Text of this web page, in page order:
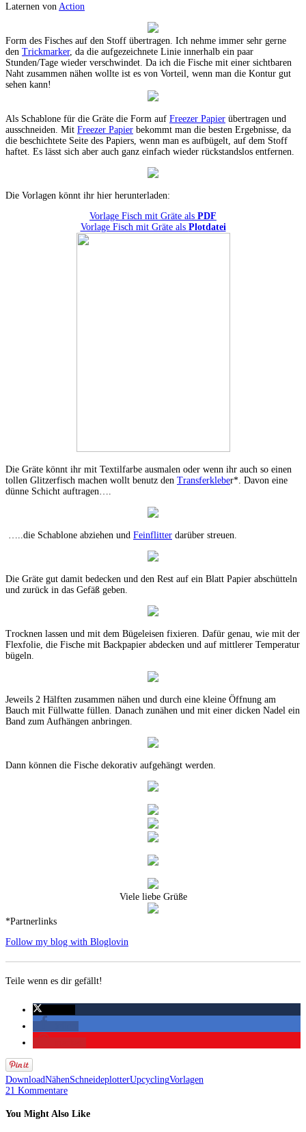
Laternen von Action
Form des Fisches auf den Stoff übertragen. Ich nehme immer sehr gerne
den Trickmarker, da die aufgezeichnete Linie innerhalb ein paar
Stunden/Tage wieder verschwindet. Da ich die Fische mit einer sichtbaren
Naht zusammen nähen wollte ist es von Vorteil, wenn man die Kontur gut
sehen kann!
Als Schablone für die Gräte die Form auf Freezer Papier übertragen und
ausschneiden. Mit Freezer Papier bekommt man die besten Ergebnisse, da
die beschichtete Seite des Papiers, wenn man es aufbügelt, auf dem Stoff
haftet. Es lässt sich aber auch ganz einfach wieder rückstandslos entfernen.
Die Vorlagen könnt ihr hier herunterladen:
Vorlage Fisch mit Gräte als PDF
Vorlage Fisch mit Gräte als Plotdatei
Die Gräte könnt ihr mit Textilfarbe ausmalen oder wenn ihr auch so einen
tollen Glitzerfisch machen wollt benutz den Transferkleber*. Davon eine
dünne Schicht auftragen….
…..die Schablone abziehen und Feinflitter darüber streuen.
Die Gräte gut damit bedecken und den Rest auf ein Blatt Papier abschütteln
und zurück in das Gefäß geben.
Trocknen lassen und mit dem Bügeleisen fixieren. Dafür genau, wie mit der
Flexfolie, die Fische mit Backpapier abdecken und auf mittlerer Temperatur
bügeln.
Jeweils 2 Hälften zusammen nähen und durch eine kleine Öffnung am
Bauch mit Füllwatte füllen. Danach zunähen und mit einer dicken Nadel ein
Band zum Aufhängen anbringen.
Dann können die Fische dekorativ aufgehängt werden.
Viele liebe Grüße
*Partnerlinks
Follow my blog with Bloglovin
Teile wenn es dir gefällt!
DownloadNähenSchneideplotterUpcyclingVorlagen
21 Kommentare
You Might Also Like